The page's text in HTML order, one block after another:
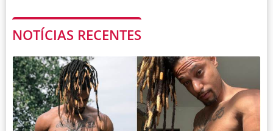
NOTÍCIAS RECENTES